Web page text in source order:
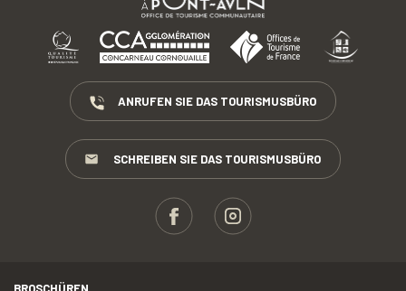
ANRUFEN SIE DAS TOURISMUSBÜRO
SCHREIBEN SIE DAS TOURISMUSBÜRO